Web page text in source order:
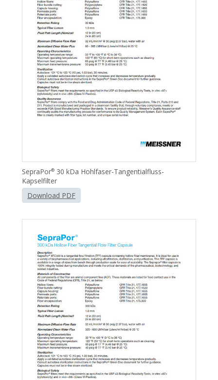
SepraPor® 30 kDa Hohlfaser-Tangentialfluss-
Kapselfilter
Download PDF